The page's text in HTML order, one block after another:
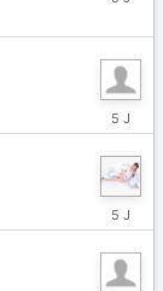
2021
April
24,
2021
April
24,
2021